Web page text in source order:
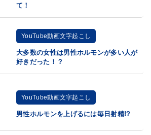
て！
YouTube動画文字起こし
大多数の女性は男性ホルモンが多い人が
好きだった！？
YouTube動画文字起こし
男性ホルモンを上げるには毎日射精!?